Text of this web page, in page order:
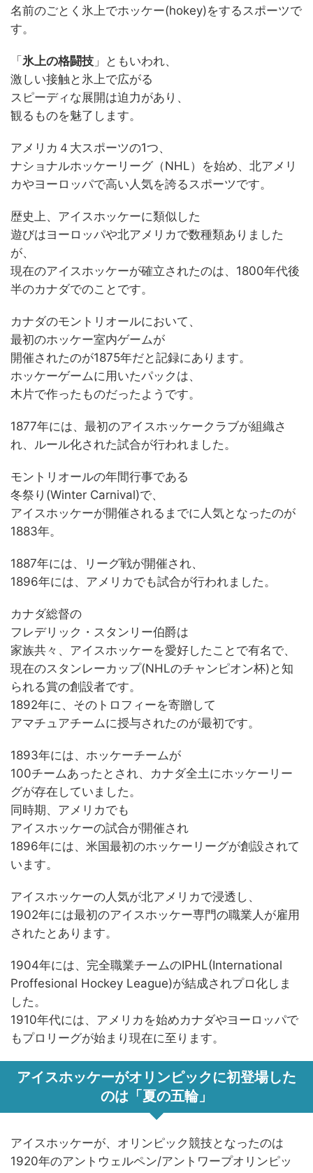
名前のごとく氷上でホッケー(hokey)をするスポーツで
す。
「氷上の格闘技 」ともいわれ、
激しい接触と氷上で広がる
スピーディな展開は迫力があり、
観るものを魅了します。
アメリカ４大スポーツの1つ、
ナショナルホッケーリーグ（NHL）を始め、北アメリ
カやヨーロッパで高い人気を誇るスポーツです。
歴史上、アイスホッケーに類似した
遊びはヨーロッパや北アメリカで数種類ありました
が、
現在のアイスホッケーが確立されたのは、1800年代後
半のカナダでのことです。
カナダのモントリオールにおいて、
最初のホッケー室内ゲームが
開催されたのが1875年だと記録にあります。
ホッケーゲームに用いたパックは、
木片で作ったものだったようです。
1877年には、最初のアイスホッケークラブが組織さ
れ、ルール化された試合が行われました。
モントリオールの年間行事である
冬祭り(Winter Carnival)で、
アイスホッケーが開催されるまでに人気となったのが
1883年。
1887年には、リーグ戦が開催され、
1896年には、アメリカでも試合が行われました。
カナダ総督の
フレデリック・スタンリー伯爵は
家族共々、アイスホッケーを愛好したことで有名で、
現在のスタンレーカップ(NHLのチャンピオン杯)と知
られる賞の創設者です。
1892年に、そのトロフィーを寄贈して
アマチュアチームに授与されたのが最初です。
1893年には、ホッケーチームが
100チームあったとされ、カナダ全土にホッケーリー
グが存在していました。
同時期、アメリカでも
アイスホッケーの試合が開催され
1896年には、米国最初のホッケーリーグが創設されて
います。
アイスホッケーの人気が北アメリカで浸透し、
1902年には最初のアイスホッケー専門の職業人が雇用
されたとあります。
1904年には、完全職業チームのIPHL(International
Proffesional Hockey League)が結成されプロ化しま
した。
1910年代には、アメリカを始めカナダやヨーロッパで
もプロリーグが始まり現在に至ります。
アイスホッケーがオリンピックに初登場した
のは「夏の五輪」
アイスホッケーが、オリンピック競技となったのは
1920年のアントウェルペン/アントワープオリンピッ